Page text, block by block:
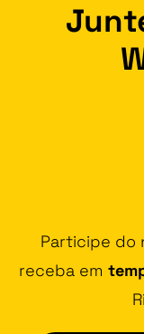
Participe do
receba em